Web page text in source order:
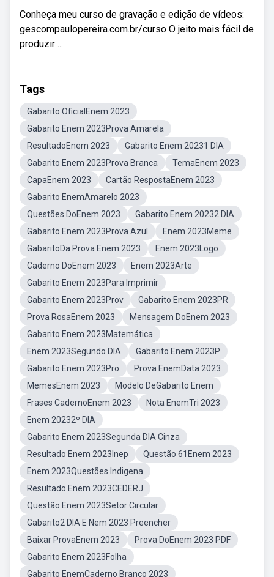
Conheça meu curso de gravação e edição de vídeos:
gescompaulopereira.com.br/curso O jeito mais fácil de
produzir ...
Tags
Gabarito OficialEnem 2023
Gabarito Enem 2023Prova Amarela
ResultadoEnem 2023
Gabarito Enem 20231 DIA
Gabarito Enem 2023Prova Branca
TemaEnem 2023
CapaEnem 2023
Cartão RespostaEnem 2023
Gabarito EnemAmarelo 2023
Questões DoEnem 2023
Gabarito Enem 20232 DIA
Gabarito Enem 2023Prova Azul
Enem 2023Meme
GabaritoDa Prova Enem 2023
Enem 2023Logo
Caderno DoEnem 2023
Enem 2023Arte
Gabarito Enem 2023Para Imprimir
Gabarito Enem 2023Prov
Gabarito Enem 2023PR
Prova RosaEnem 2023
Mensagem DoEnem 2023
Gabarito Enem 2023Matemática
Enem 2023Segundo DIA
Gabarito Enem 2023P
Gabarito Enem 2023Pro
Prova EnemData 2023
MemesEnem 2023
Modelo DeGabarito Enem
Frases CadernoEnem 2023
Nota EnemTri 2023
Enem 20232º DIA
Gabarito Enem 2023Segunda DIA Cinza
Resultado Enem 2023Inep
Questão 61Enem 2023
Enem 2023Questões Indigena
Resultado Enem 2023CEDERJ
Questão Enem 2023Setor Circular
Gabarito2 DIA E Nem 2023 Preencher
Baixar ProvaEnem 2023
Prova DoEnem 2023 PDF
Gabarito Enem 2023Folha
Gabarito EnemCaderno Branco 2023